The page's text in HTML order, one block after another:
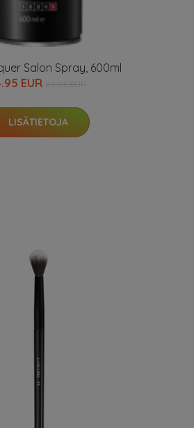
Salon Spray, 600ml
EUR
LISÄTIETOJA